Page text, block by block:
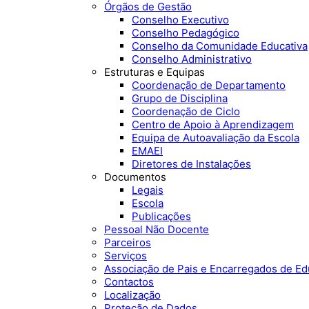
Órgãos de Gestão
Conselho Executivo
Conselho Pedagógico
Conselho da Comunidade Educativa
Conselho Administrativo
Estruturas e Equipas
Coordenação de Departamento
Grupo de Disciplina
Coordenação de Ciclo
Centro de Apoio à Aprendizagem
Equipa de Autoavaliação da Escola
EMAEI
Diretores de Instalações
Documentos
Legais
Escola
Publicações
Pessoal Não Docente
Parceiros
Serviços
Associação de Pais e Encarregados de
Contactos
Localização